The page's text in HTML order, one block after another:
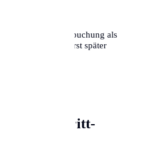
Datum der Terminbuchung als
Termin selbst erst später
Schritt-